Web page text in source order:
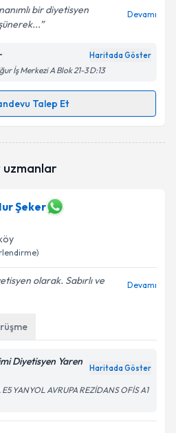
bir diyetisyen
Devamı
Haritada Göster
İş Merkezi A Blok 21-3 D:13
Talep Et
Talebi
randevu almanız için bir
işlenmesine ilişkinAydınlatma
uzmanlar
Şeker
olarak. Sabırlı ve
Devamı
Diyetisyen Yaren
Haritada Göster
YANYOL AVRUPA REZİDANS OFİS A1